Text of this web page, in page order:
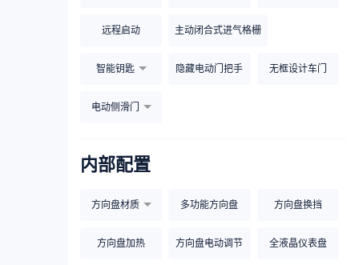
远程启动 主动闭合式进气格栅
智能钥匙 隐藏电动门把手 无框设计车门
电动侧滑门
内部配置
方向盘材质 多功能方向盘 方向盘换挡
方向盘加热 方向盘电动调节 全液晶仪表盘